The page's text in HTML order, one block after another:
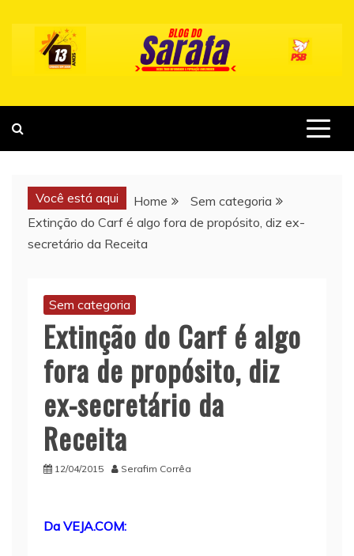
content
Você está aqui Home
Sem categoria
Extinção do Carf é algo fora de propósito, diz ex-
secretário da Receita
Sem categoria
Extinção do Carf é algo
fora de propósito, diz
ex-secretário da
Receita
12/04/2015 Serafim Corrêa
Da VEJA.COM: